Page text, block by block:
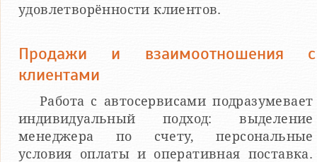
удовлетворённости клиентов.
Продажи и взаимоотношения с
клиентами
Работа с автосервисами подразумевает
индивидуальный подход: выделение
менеджера по счету, персональные
условия оплаты и оперативная поставка.